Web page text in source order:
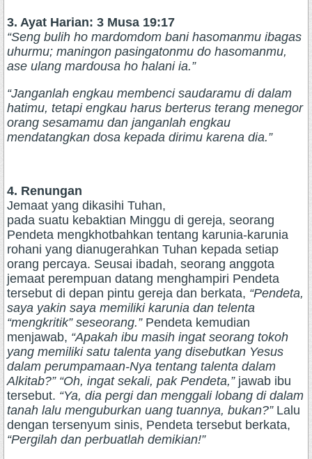
3. Ayat Harian: 3 Musa 19:17
“Seng bulih ho mardomdom bani hasomanmu ibagas
uhurmu; maningon pasingatonmu do hasomanmu,
ase ulang mardousa ho halani ia.”
“Janganlah engkau membenci saudaramu di dalam
hatimu, tetapi engkau harus berterus terang menegor
orang sesamamu dan janganlah engkau
mendatangkan dosa kepada dirimu karena dia.”
4. Renungan
Jemaat yang dikasihi Tuhan,
pada suatu kebaktian Minggu di gereja, seorang
Pendeta mengkhotbahkan tentang karunia-karunia
rohani yang dianugerahkan Tuhan kepada setiap
orang percaya. Seusai ibadah, seorang anggota
jemaat perempuan datang menghampiri Pendeta
tersebut di depan pintu gereja dan berkata, “Pendeta,
saya yakin saya memiliki karunia dan telenta
“mengkritik” seseorang.”Pendeta kemudian
menjawab, “Apakah ibu masih ingat seorang tokoh
yang memiliki satu talenta yang disebutkan Yesus
dalam perumpamaan-Nya tentang talenta dalam
Alkitab?” “Oh, ingat sekali, pak Pendeta,”jawab ibu
tersebut. “Ya, dia pergi dan menggali lobang di dalam
tanah lalu menguburkan uang tuannya, bukan?”Lalu
dengan tersenyum sinis, Pendeta tersebut berkata,
“Pergilah dan perbuatlah demikian!”